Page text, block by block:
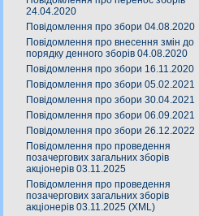
24.04.2020
Повідомлення про збори 04.08.2020
Повідомлення про внесення змін до
порядку денного зборів 04.08.2020
Повідомлення про збори 16.11.2020
Повідомлення про збори 05.02.2021
Повідомлення про збори 30.04.2021
Повідомлення про збори 06.09.2021
Повідомлення про збори 26.12.2022
Повідомлення про проведення
позачергових загальних зборів
акціонерів 03.11.2025
Повідомлення про проведення
позачергових загальних зборів
акціонерів 03.11.2025 (XML)